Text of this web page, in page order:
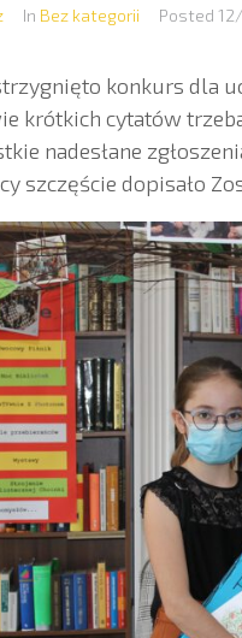
In Bez kategorii Posted
konkurs dla
krótkich cytatów
nadesłane
szczęście dopisało